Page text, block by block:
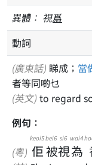
異體： 視爲
動詞
(廣東話) 睇成； 當
者等同啲乜
(英文) to regard
例句：
(粵) 佢
keoi5
被
bei6
視
si6
為
wai4